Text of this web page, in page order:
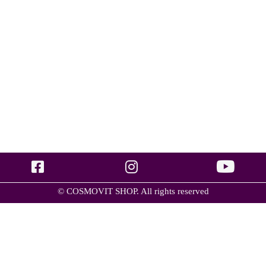
© COSMOVIT SHOP. All rights reserved